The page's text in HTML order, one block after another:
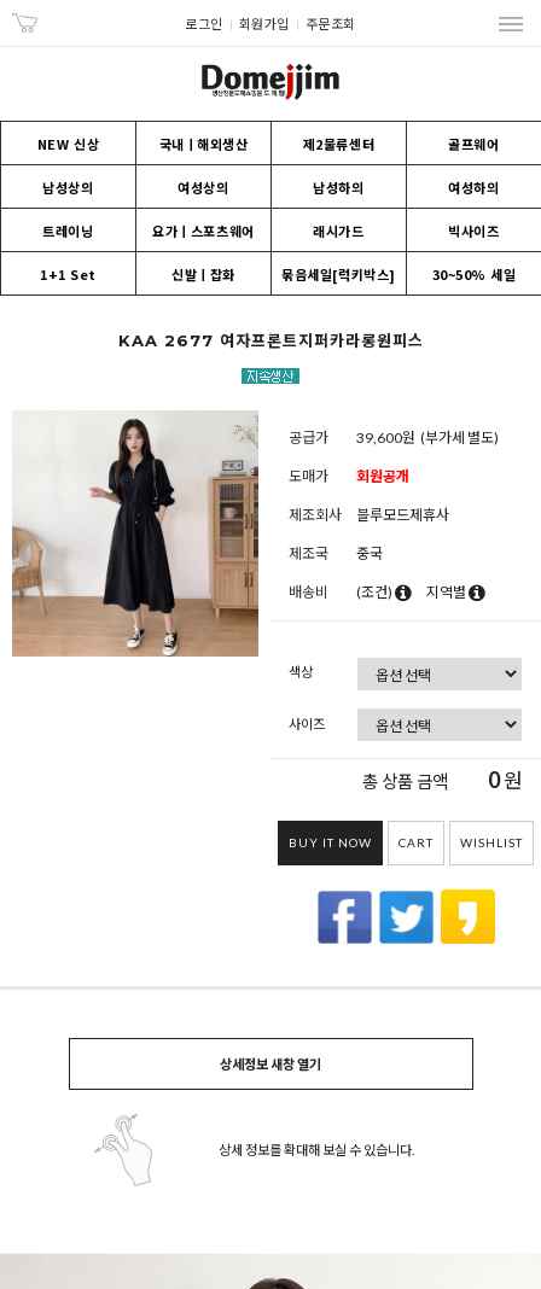
로그인 회원가입 주문조회
NEW 신상 국내ㅣ해외생산 제2물류센터 골프웨어
남성상의 여성상의 남성하의 여성하의
트레이닝 요가ㅣ스포츠웨어 래시가드 빅사이즈
1+1 Set 신발ㅣ잡화 묶음세일[럭키박스] 30~50% 세일
KAA 2677 여자프론트지퍼카라롱원피스
공급가 39,600원 (부가세 별도)
도매가 회원공개
제조회사 블루모드제휴사
제조국 중국
배송비 (조건) 지역별
색상
사이즈
총 상품 금액 0원
BUY IT NOW CART WISHLIST
상세정보 새창 열기
상세 정보를 확대해 보실 수 있습니다.